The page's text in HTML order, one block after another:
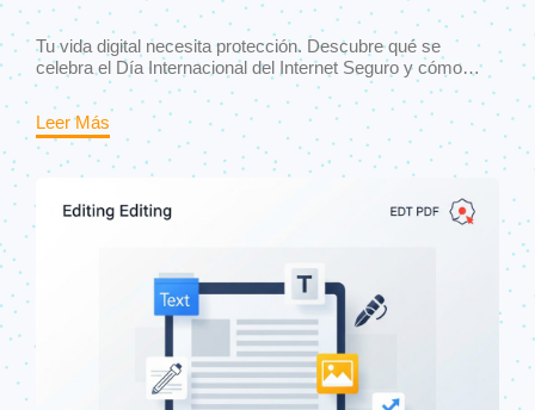
Tu vida digital necesita protección. Descubre qué se
celebra el Día Internacional del Internet Seguro y cómo
blindar tus datos con acciones simples.
Leer Más